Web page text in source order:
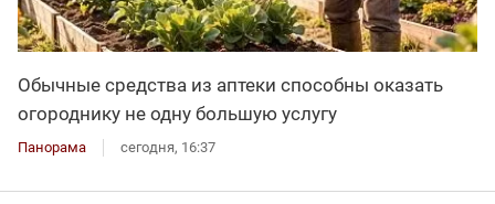
Обычные средства из аптеки способны оказать
огороднику не одну большую услугу
Панорама сегодня, 16:37